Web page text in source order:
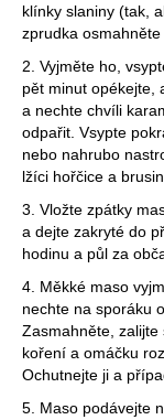
klínky slaniny (tak,
zprudka osmahněte
2. Vyjměte ho,
pět minut opékejte,
a nechte chvíli
odpařit. Vsypte
nebo nahrubo
lžíci hořčice a
3. Vložte zpátky
a dejte zakryté do
hodinu a půl za
4. Měkké maso
nechte na sporáku
Zasmahněte, zalijte
koření a omáčku
Ochutnejte ji a
5. Maso podávejte